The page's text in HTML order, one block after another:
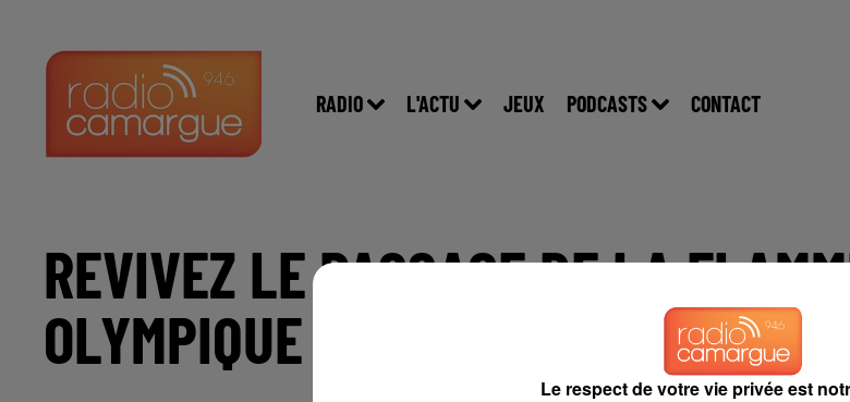
RADIO L'ACTU JEUX PODCASTS CONTACT
REVIVEZ LE PASSAGE DE LA
OLYMPIQUE A PORT ST LOUIS DU
Le respect de votre vie privée est